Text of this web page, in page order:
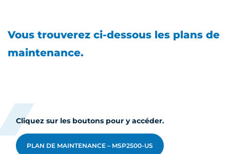
Vous trouverez ci-dessous les plans de
maintenance.
Cliquez sur les boutons pour y accéder.
PLAN DE MAINTENANCE – MSP2500-US